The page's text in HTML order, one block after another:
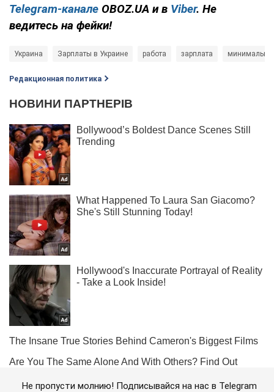
Telegram-канале OBOZ.UA и в Viber. Не
ведитесь на фейки!
Украина Зарплаты в Украине работа зарплата
Редакционная политика
Не пропусти молнию! Подписывайся на нас в Telegram